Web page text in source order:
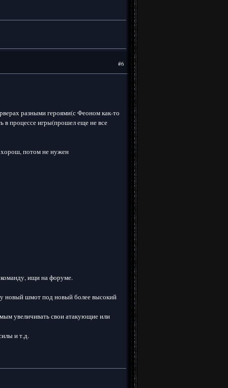
#6
разными героями(с Феоном как-то
в процессе игры(прошел еще не все
хорош, потом не нужен
команду, ищи на форуме.
новый шмот под новый более высокий
увеличивать свои атакующие или
и т.д.